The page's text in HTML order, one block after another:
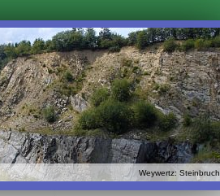
Weywertz: Steinbruch